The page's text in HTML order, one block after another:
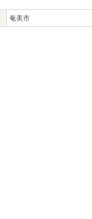
奄美市